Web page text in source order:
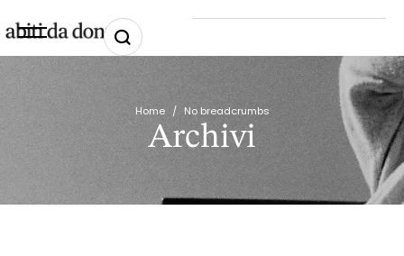
Home / No breadcrumbs
Archivi